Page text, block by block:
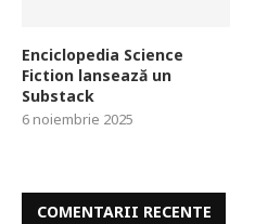
Enciclopedia Science
Fiction lansează un
Substack
6 noiembrie 2025
COMENTARII RECENTE